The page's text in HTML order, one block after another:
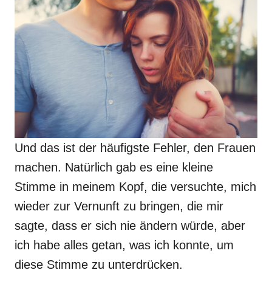
Und das ist der häufigste Fehler, den Frauen
machen. Natürlich gab es eine kleine
Stimme in meinem Kopf, die versuchte, mich
wieder zur Vernunft zu bringen, die mir
sagte, dass er sich nie ändern würde, aber
ich habe alles getan, was ich konnte, um
diese Stimme zu unterdrücken.